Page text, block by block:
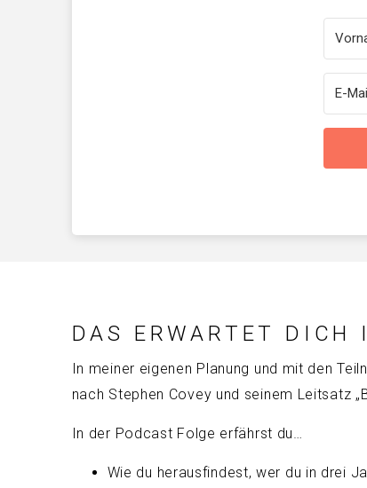
DAS ERWARTET DICH
In meiner eigenen Planung und mit den
nach Stephen Covey und seinem Leitsatz
In der Podcast Folge erfährst du…
Wie du herausfindest, wer du in drei